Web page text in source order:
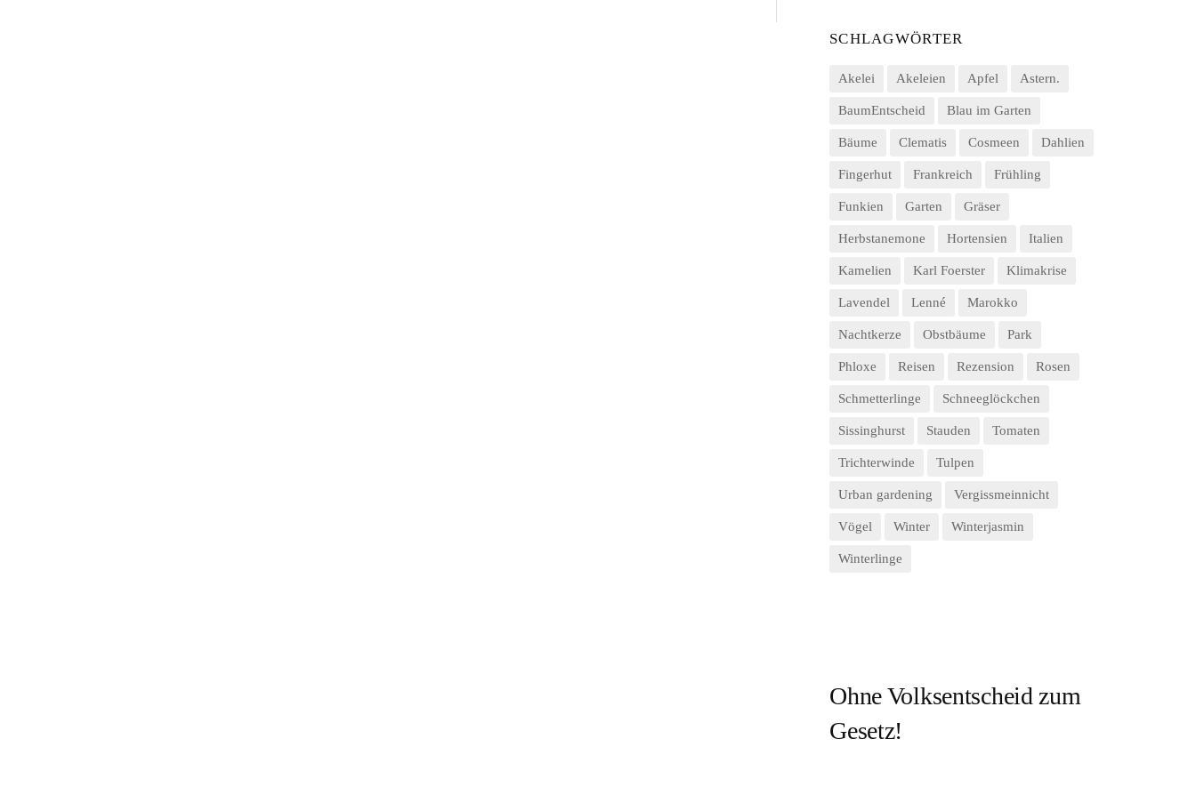
SCHLAGWÖRTER
Akelei Akeleien Apfel Astern.
BaumEntscheid Blau im Garten
Bäume Clematis Cosmeen Dahlien
Fingerhut Frankreich Frühling
Funkien Garten Gräser
Herbstanemone Hortensien Italien
Kamelien Karl Foerster Klimakrise
Lavendel Lenné Marokko
Nachtkerze Obstbäume Park
Phloxe Reisen Rezension Rosen
Schmetterlinge Schneeglöckchen
Sissinghurst Stauden Tomaten
Trichterwinde Tulpen
Urban gardening Vergissmeinnicht
Vögel Winter Winterjasmin
Winterlinge
Ohne Volksentscheid zum
Gesetz!